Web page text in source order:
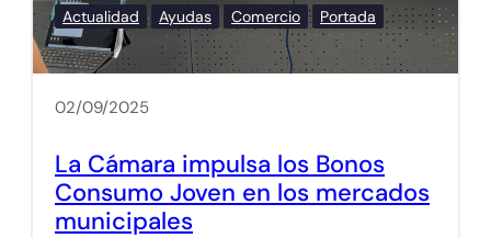
Actualidad Ayudas Comercio Portada
02/09/2025
La Cámara impulsa los Bonos
Consumo Joven en los mercados
municipales